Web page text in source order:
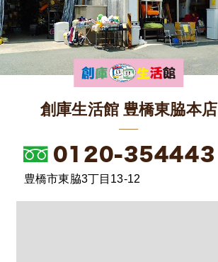
創庫生活館 豊橋東脇本店
豊橋市東脇3丁目13-12